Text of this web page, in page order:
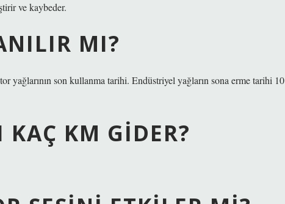
ve kaybeder.
MI?
yağlarının son kullanma tarihi. Endüstriyel yağların sona erme tarihi 10
KM GIDER?